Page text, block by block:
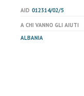
AID 012314/02/5
A CHI VANNO GLI AIUTI
ALBANIA